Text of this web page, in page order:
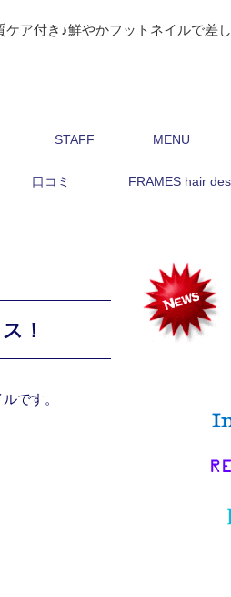
ケア付き♪鮮やかフットネイルで差
STAFF MENU
口コミ FRAMES hair
！
です。